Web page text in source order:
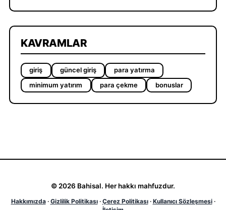
KAVRAMLAR
giriş güncel giriş
para yatırma
minimum yatırım
para çekme bonuslar
© 2026 Bahisal. Her hakkı mahfuzdur.
Hakkımızda · Gizlilik Politikası · Çerez Politikası · Kullanıcı Sözleşmesi ·